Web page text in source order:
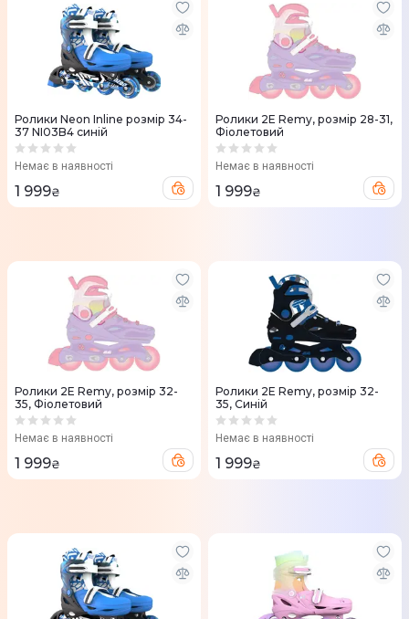
Ролики Neon Inline розмір 34-
37 NI03B4 синій
Немає в наявності
1 999₴
Ролики 2E Remy, розмір 28-31,
Фіолетовий
Немає в наявності
1 999₴
Ролики 2E Remy, розмір 32-
35, Фіолетовий
Немає в наявності
1 999₴
Ролики 2E Remy, розмір 32-
35, Синій
Немає в наявності
1 999₴